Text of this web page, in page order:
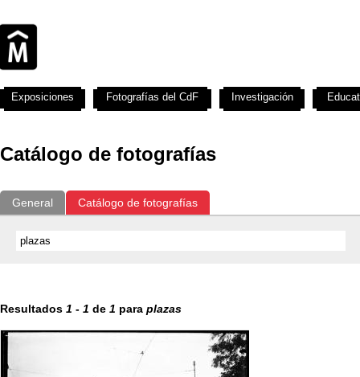
Catálogo de fotografías
General Catálogo de fotografías
Resultados 1 - 1 de 1 para plazas
Exposiciones Fotografías del CdF Investigación